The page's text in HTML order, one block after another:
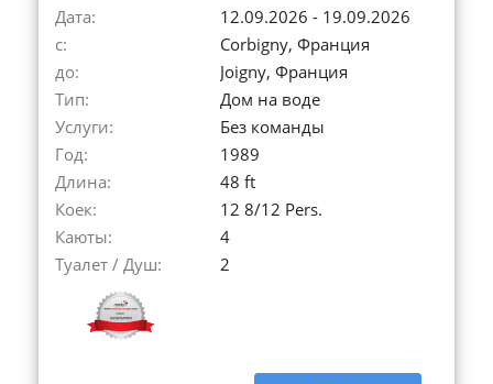
Дата:
12.09.2026 - 19.09.2026
с:
Corbigny, Франция
до:
Joigny, Франция
Тип:
Дом на воде
Услуги:
Без команды
Год:
1989
Длина:
48 ft
Коек:
12 8/12 Pers.
Каюты:
4
Туалет / Душ:
2